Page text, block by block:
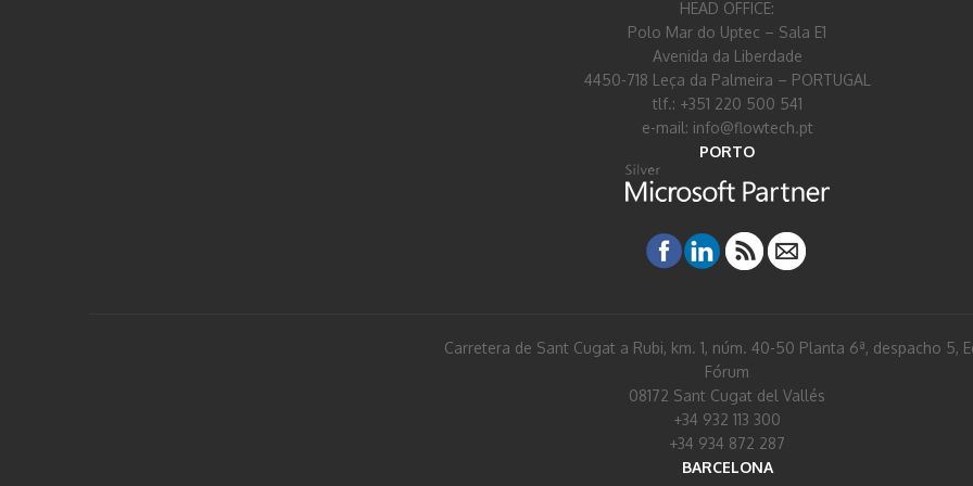
HEAD OFFICE:
Polo Mar do Uptec – Sala E1
Avenida da Liberdade
4450-718 Leça da Palmeira – PORTUGAL
tlf.: +351 220 500 541
e-mail: info@flowtech.pt
PORTO
Carretera de Sant Cugat a Rubi, km. 1, núm. 40-50 Planta 6ª, despacho 5,
Fórum
08172 Sant Cugat del Vallés
+34 932 113 300
+34 934 872 287
BARCELONA